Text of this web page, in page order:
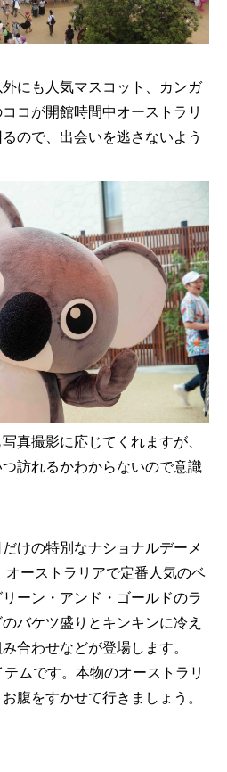
にも人気マスコット、カンガ
コが開館時間中オーストラリ
ので、出会いを逃さないよう
真撮影に応じてくれますが、
訪れるかわからないので意識
けの特別なナショナルデーメ
オーストラリアで定番人気のベ
ーン・アンド・ゴールドのラ
バケツ盛りとキンキンに冷え
合わせなどが登場します。
ムです。本物のオーストラリ
腹をすかせて行きましょう。